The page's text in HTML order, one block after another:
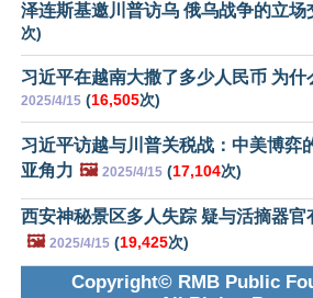
泽连斯基邀川普访乌 俄乌战争的立场
次)
习近平在越南大撒了多少人民币 为
2025/4/15 (16,505次)
习近平访越与川普关税战：中美博弈
亚角力 🖼️ 2025/4/15 (17,104次)
西安神秘景区多人失踪 疑与活摘器官
🖼️ 2025/4/15 (19,425次)
Copyright© RMB Public